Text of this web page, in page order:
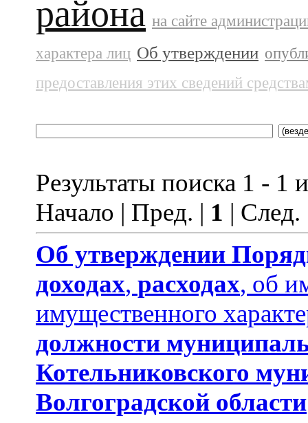
района на сайте
характера лиц Об утверждении
предоставления этих сведений
Результаты поиска 1 - 1
Начало | Пред. | 1 |
Об утверждении
доходах, расходах, об
имущественного
должности
Котельниковского
Волгоградской области